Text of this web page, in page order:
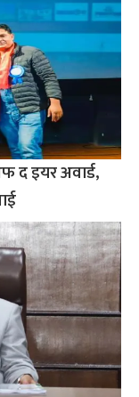
द इयर अवार्ड,